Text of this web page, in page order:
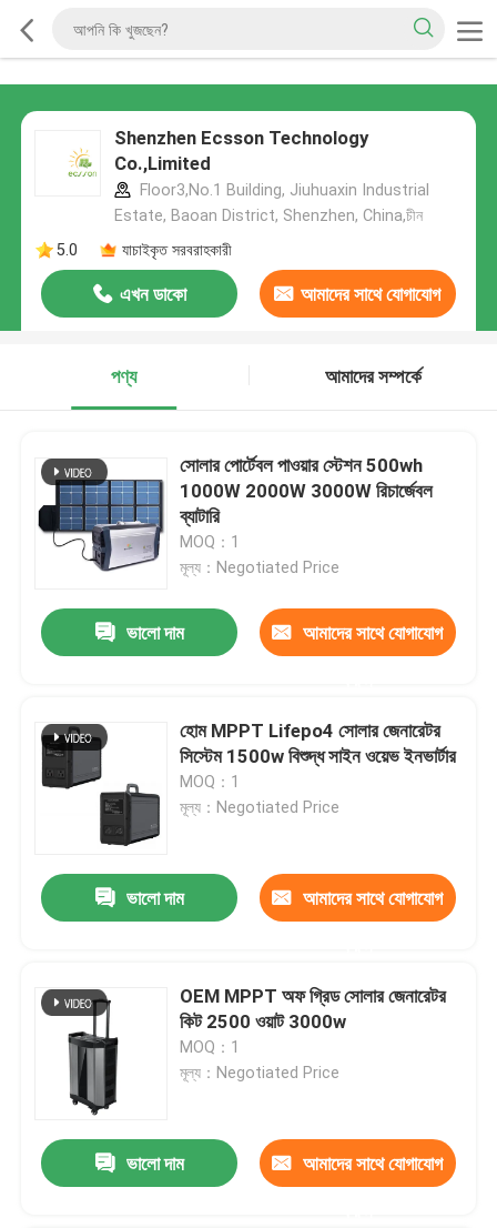
Shenzhen Ecsson Technology
Co.,Limited
Floor3,No.1 Building, Jiuhuaxin Industrial
Estate, Baoan District, Shenzhen, China,চীন
5.0
যাচাইকৃত সরবরাহকারী
এখন ডাকো আমাদের সাথে যোগাযোগ
পণ্য
আমাদের সম্পর্কে
সোলার পোর্টেবল পাওয়ার স্টেশন 500wh
1000W 2000W 3000W রিচার্জেবল
ব্যাটারি
MOQ：1
মূল্য：Negotiated Price
ভালো দাম আমাদের সাথে যোগাযোগ
হোম MPPT Lifepo4 সোলার জেনারেটর
সিস্টেম 1500w বিশুদ্ধ সাইন ওয়েভ ইনভার্টার
MOQ：1
মূল্য：Negotiated Price
ভালো দাম আমাদের সাথে যোগাযোগ
OEM MPPT অফ গ্রিড সোলার জেনারেটর
কিট 2500 ওয়াট 3000w
MOQ：1
মূল্য：Negotiated Price
ভালো দাম আমাদের সাথে যোগাযোগ